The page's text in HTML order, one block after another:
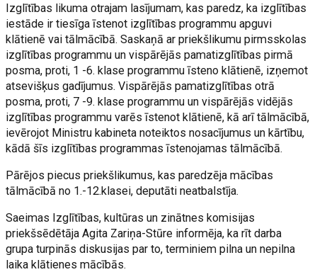
Izglītības likuma otrajam lasījumam, kas paredz, ka izglītības
iestāde ir tiesīga īstenot izglītības programmu apguvi
klātienē vai tālmācībā. Saskaņā ar priekšlikumu pirmsskolas
izglītības programmu un vispārējās pamatizglītības pirmā
posma, proti, 1 -6. klase programmu īsteno klātienē, izņemot
atsevišķus gadījumus. Vispārējās pamatizglītības otrā
posma, proti, 7 -9. klase programmu un vispārējās vidējās
izglītības programmu varēs īstenot klātienē, kā arī tālmācībā,
ievērojot Ministru kabineta noteiktos nosacījumus un kārtību,
kādā šīs izglītības programmas īstenojamas tālmācībā.
Pārējos piecus priekšlikumus, kas paredzēja mācības
tālmācībā no 1.-12.klasei, deputāti neatbalstīja.
Saeimas Izglītības, kultūras un zinātnes komisijas
priekšsēdētāja Agita Zariņa-Stūre informēja, ka rīt darba
grupa turpinās diskusijas par to, terminiem pilna un nepilna
laika klātienes mācībās.